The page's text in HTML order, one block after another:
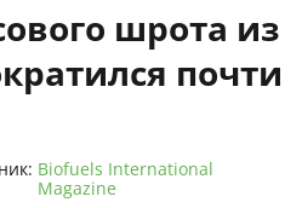
шрота из
почти
Biofuels International
Magazine